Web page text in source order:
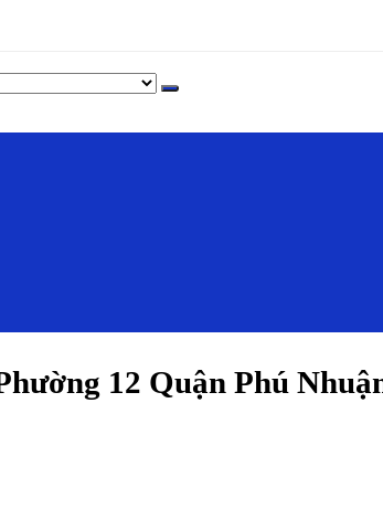
12 Quận Phú